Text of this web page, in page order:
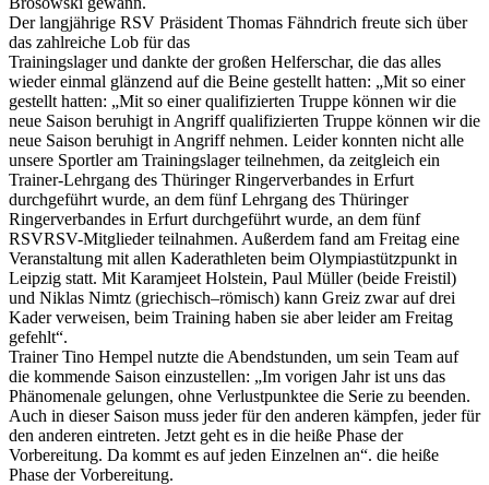
Der langjährige RSV Präsident Thomas Fähndrich freute sich über
das zahlreiche Lob für das
Trainingslager und dankte der großen Helferschar, die das alles
wieder einmal glänzend auf die Beine gestellt hatten: „Mit so einer
gestellt hatten: „Mit so einer qualifizierten Truppe können wir die
neue Saison beruhigt in Angriff qualifizierten Truppe können wir die
neue Saison beruhigt in Angriff nehmen. Leider konnten nicht alle
unsere Sportler am Trainingslager teilnehmen, da zeitgleich ein
Trainer-Lehrgang des Thüringer Ringerverbandes in Erfurt
durchgeführt wurde, an dem fünf Lehrgang des Thüringer
Ringerverbandes in Erfurt durchgeführt wurde, an dem fünf
RSVRSV-Mitglieder teilnahmen. Außerdem fand am Freitag eine
Veranstaltung mit allen Kaderathleten beim Olympiastützpunkt in
Leipzig statt. Mit Karamjeet Holstein, Paul Müller (beide Freistil)
und Niklas Nimtz (griechisch–römisch) kann Greiz zwar auf drei
Kader verweisen, beim Training haben sie aber leider am Freitag
gefehlt“.
Trainer Tino Hempel nutzte die Abendstunden, um sein Team auf
die kommende Saison einzustellen: „Im vorigen Jahr ist uns das
Phänomenale gelungen, ohne Verlustpunktee die Serie zu beenden.
Auch in dieser Saison muss jeder für den anderen kämpfen, jeder für
den anderen eintreten. Jetzt geht es in die heiße Phase der
Vorbereitung. Da kommt es auf jeden Einzelnen an“. die heiße
Phase der Vorbereitung.